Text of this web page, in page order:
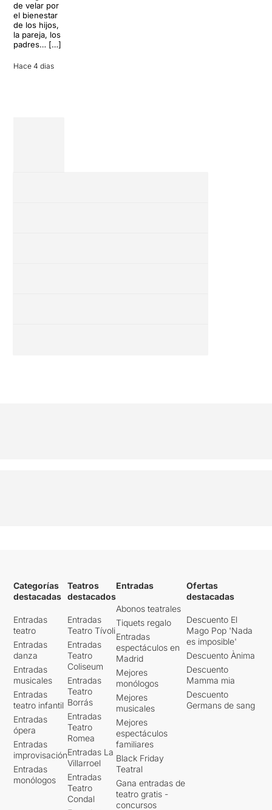
de velar por
el bienestar
de los hijos,
la pareja, los
padres… […]
Hace 4 dias
Categorías
destacadas
Entradas
teatro
Entradas
danza
Entradas
musicales
Entradas
teatro infantil
Entradas
ópera
Entradas
improvisación
Entradas
monólogos
Teatros
destacados
Entradas
Teatro Tívoli
Entradas
Teatro
Coliseum
Entradas
Teatro
Borrás
Entradas
Teatro
Romea
Entradas La
Villarroel
Entradas
Teatro
Condal
Entradas
Abonos teatrales
Tiquets regalo
Entradas
espectáculos en
Madrid
Mejores
monólogos
Mejores
musicales
Mejores
espectáculos
familiares
Black Friday
Teatral
Gana entradas de
teatro gratis -
concursos
Ofertas
destacadas
Descuento El
Mago Pop 'Nada
es imposible'
Descuento Ànima
Descuento
Mamma mia
Descuento
Germans de sang